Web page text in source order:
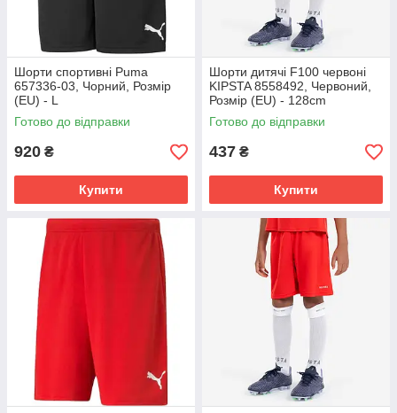
Шорти спортивні Puma
657336-03, Чорний, Розмір
(EU) - L
Готово до відправки
920 ₴
Купити
Шорти дитячі F100 червоні
KIPSTA 8558492, Червоний,
Розмір (EU) - 128cm
Готово до відправки
437 ₴
Купити